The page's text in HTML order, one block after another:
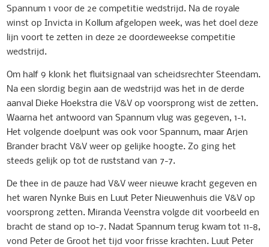
Spannum 1 voor de 2e competitie wedstrijd. Na de royale
winst op Invicta in Kollum afgelopen week, was het doel deze
lijn voort te zetten in deze 2e doordeweekse competitie
wedstrijd.
Om half 9 klonk het fluitsignaal van scheidsrechter Steendam.
Na een slordig begin aan de wedstrijd was het in de derde
aanval Dieke Hoekstra die V&V op voorsprong wist de zetten.
Waarna het antwoord van Spannum vlug was gegeven, 1-1.
Het volgende doelpunt was ook voor Spannum, maar Arjen
Brander bracht V&V weer op gelijke hoogte. Zo ging het
steeds gelijk op tot de ruststand van 7-7.
De thee in de pauze had V&V weer nieuwe kracht gegeven en
het waren Nynke Buis en Luut Peter Nieuwenhuis die V&V op
voorsprong zetten. Miranda Veenstra volgde dit voorbeeld en
bracht de stand op 10-7. Nadat Spannum terug kwam tot 11-8,
vond Peter de Groot het tijd voor frisse krachten. Luut Peter